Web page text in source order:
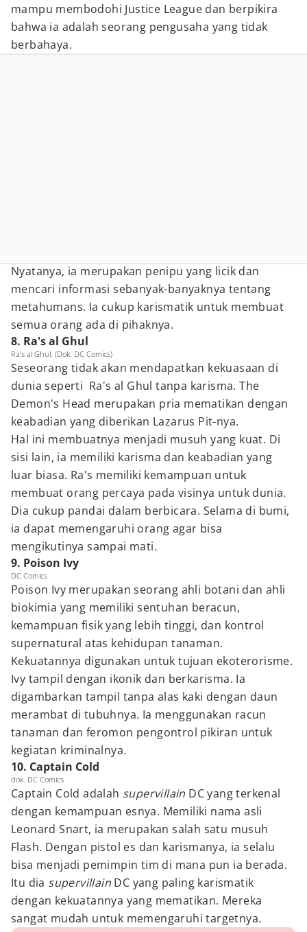
mampu membodohi Justice League dan berpikira
bahwa ia adalah seorang pengusaha yang tidak
berbahaya.
Nyatanya, ia merupakan penipu yang licik dan
mencari informasi sebanyak-banyaknya tentang
metahumans. Ia cukup karismatik untuk membuat
semua orang ada di pihaknya.
8. Ra's al Ghul
Ra's al Ghul. (Dok. DC Comics)
Seseorang tidak akan mendapatkan kekuasaan di
dunia seperti Ra's al Ghul tanpa karisma. The
Demon's Head merupakan pria mematikan dengan
keabadian yang diberikan Lazarus Pit-nya.
Hal ini membuatnya menjadi musuh yang kuat. Di
sisi lain, ia memiliki karisma dan keabadian yang
luar biasa. Ra's memiliki kemampuan untuk
membuat orang percaya pada visinya untuk dunia.
Dia cukup pandai dalam berbicara. Selama di bumi,
ia dapat memengaruhi orang agar bisa
mengikutinya sampai mati.
9. Poison Ivy
DC Comics
Poison Ivy merupakan seorang ahli botani dan ahli
biokimia yang memiliki sentuhan beracun,
kemampuan fisik yang lebih tinggi, dan kontrol
supernatural atas kehidupan tanaman.
Kekuatannya digunakan untuk tujuan ekoterorisme.
Ivy tampil dengan ikonik dan berkarisma. Ia
digambarkan tampil tanpa alas kaki dengan daun
merambat di tubuhnya. Ia menggunakan racun
tanaman dan feromon pengontrol pikiran untuk
kegiatan kriminalnya.
10. Captain Cold
dok. DC Comics
Captain Cold adalah supervillain DC yang terkenal
dengan kemampuan esnya. Memiliki nama asli
Leonard Snart, ia merupakan salah satu musuh
Flash. Dengan pistol es dan karismanya, ia selalu
bisa menjadi pemimpin tim di mana pun ia berada.
Itu dia supervillain DC yang paling karismatik
dengan kekuatannya yang mematikan. Mereka
sangat mudah untuk memengaruhi targetnya.